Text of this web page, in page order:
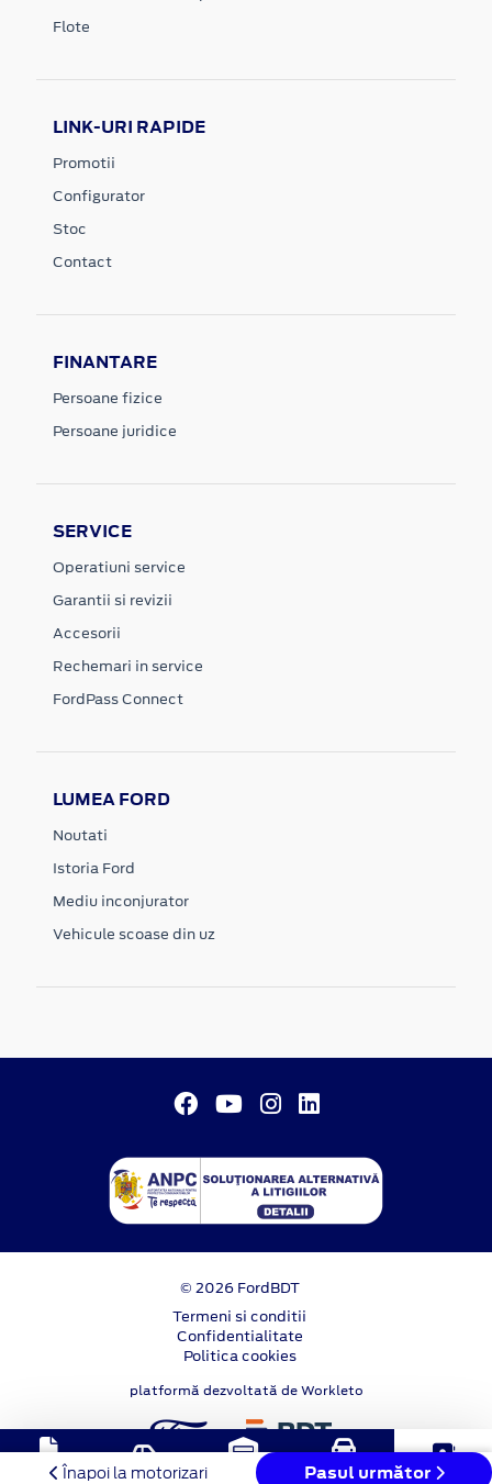
Înapoi la motorizari Pasul următor
Flote
LINK-URI RAPIDE
Promotii
Configurator
Stoc
Contact
FINANTARE
Persoane fizice
Persoane juridice
SERVICE
Operatiuni service
Garantii si revizii
Accesorii
Rechemari in service
FordPass Connect
LUMEA FORD
Noutati
Istoria Ford
Mediu inconjurator
Vehicule scoase din uz
© 2026 FordBDT
Termeni si conditii
Confidentialitate
Politica cookies
platformă dezvoltată de Workleto
Solicitare Test Drive Stoc Programare Contact